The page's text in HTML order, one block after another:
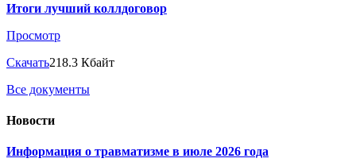
Итоги лучший коллдоговор
Просмотр
Скачать218.3 Кбайт
Все документы
Новости
Информация о травматизме в июле 2026 года